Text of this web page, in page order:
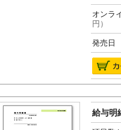
オン
円）
発売日
給与明